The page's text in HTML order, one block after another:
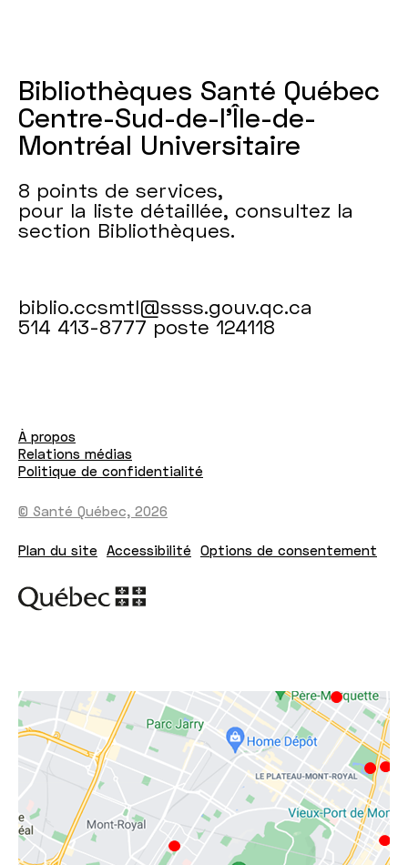
Bibliothèques Santé Québec
Centre-Sud-de-l’Île-de-
Montréal Universitaire
8 points de services,
pour la liste détaillée, consultez la
section Bibliothèques.
biblio.ccsmtl@ssss.gouv.qc.ca
514 413-8777 poste 124118
© Santé Québec, 2026
Plan du site Accessibilité Options de consentement
À propos
Relations médias
Politique de confidentialité